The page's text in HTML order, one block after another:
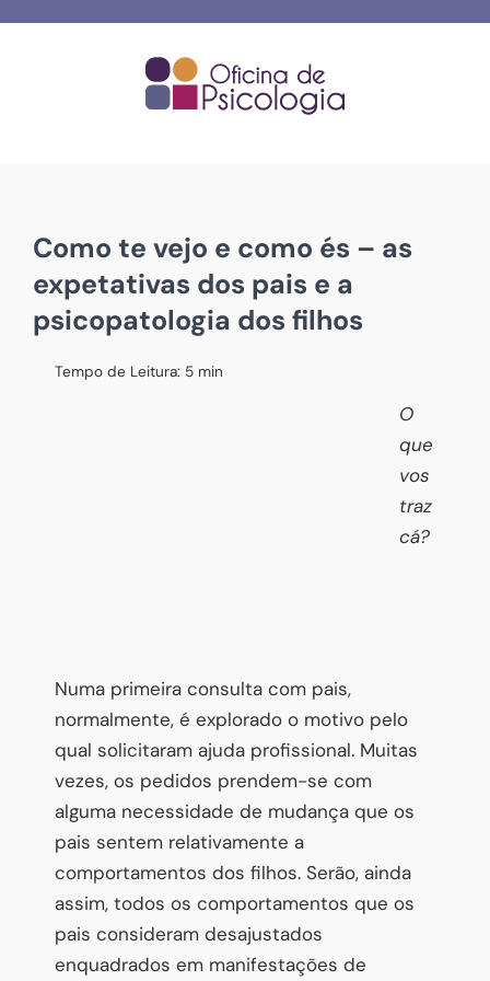
Como te vejo e como és – as
expetativas dos pais e a
psicopatologia dos filhos
Tempo de Leitura: 5 min
O
que
vos
traz
cá?
Numa primeira consulta com pais,
normalmente, é explorado o motivo pelo
qual solicitaram ajuda profissional. Muitas
vezes, os pedidos prendem-se com
alguma necessidade de mudança que os
pais sentem relativamente a
comportamentos dos filhos. Serão, ainda
assim, todos os comportamentos que os
pais consideram desajustados
enquadrados em manifestações de